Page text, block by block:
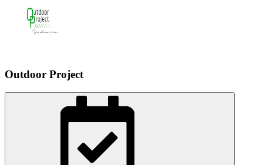
Outdoor Project